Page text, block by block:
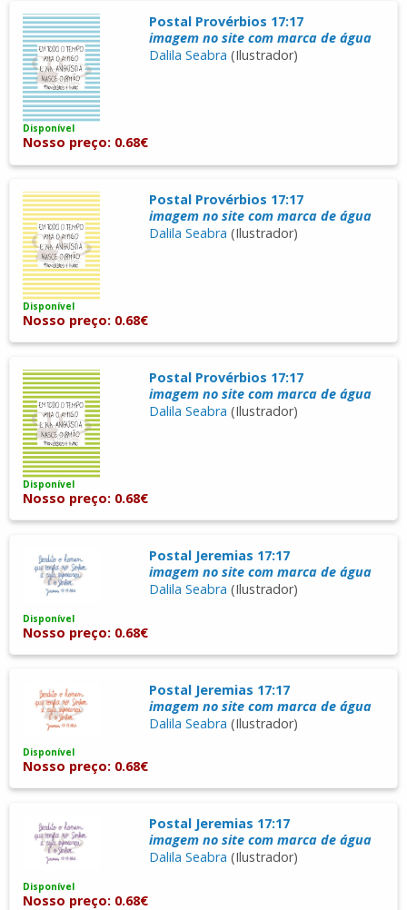
Postal Provérbios 17:17
imagem no site com marca de água
Dalila Seabra (Ilustrador)
Disponível
Nosso preço: 0.68€
Postal Provérbios 17:17
imagem no site com marca de água
Dalila Seabra (Ilustrador)
Disponível
Nosso preço: 0.68€
Postal Provérbios 17:17
imagem no site com marca de água
Dalila Seabra (Ilustrador)
Disponível
Nosso preço: 0.68€
Postal Jeremias 17:17
imagem no site com marca de água
Dalila Seabra (Ilustrador)
Disponível
Nosso preço: 0.68€
Postal Jeremias 17:17
imagem no site com marca de água
Dalila Seabra (Ilustrador)
Disponível
Nosso preço: 0.68€
Postal Jeremias 17:17
imagem no site com marca de água
Dalila Seabra (Ilustrador)
Disponível
Nosso preço: 0.68€